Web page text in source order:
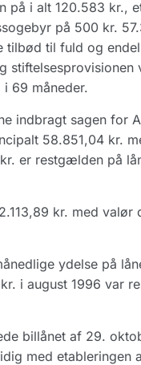
på i alt 120.583 kr.,
på 500 kr.
tilbød til fuld og
69 måneder.
indbragt sagen for
58.851,04 kr.
er restgælden på
kr. med valør
ydelse på
i august 1996 var
billånet af 29.
med etableringen